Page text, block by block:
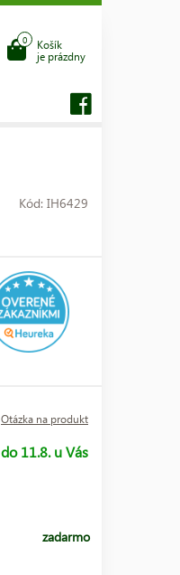
Košík
je prázdny
0
Kód: IH6429
Otázka na produkt
do 11.8. u Vás
zadarmo